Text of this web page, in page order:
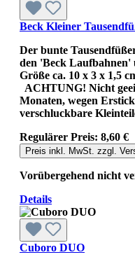
Beck Kleiner
Der bunte
den 'Beck
Größe ca. 10 x 3 x 1,5
ACHTUNG! Nicht
Monaten, wegen
verschluckbare
Regulärer Preis: 8,60 €
Preis inkl. MwSt. zzgl.
Vorübergehend nicht
Details
Cuboro DUO